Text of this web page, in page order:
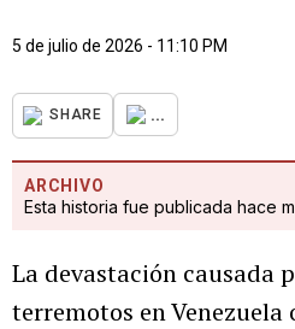
5 de julio de 2026 - 11:10 PM
SHARE ...
ARCHIVO
Esta historia fue publicada hace
La devastación causada
terremotos en